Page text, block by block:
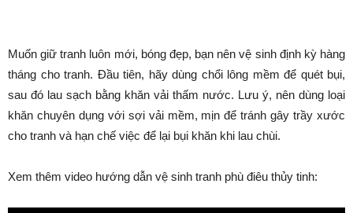
Muốn giữ tranh luôn mới, bóng đẹp, bạn nên vệ sinh định kỳ hàng
tháng cho tranh. Đầu tiên, hãy dùng chổi lông mềm để quét bụi,
sau đó lau sạch bằng khăn vải thấm nước. Lưu ý, nên dùng loại
khăn chuyên dụng với sợi vải mềm, mịn để tránh gây trầy xước
cho tranh và hạn chế việc để lại bụi khăn khi lau chùi.
Xem thêm video hướng dẫn vệ sinh tranh phù điêu thủy tinh: